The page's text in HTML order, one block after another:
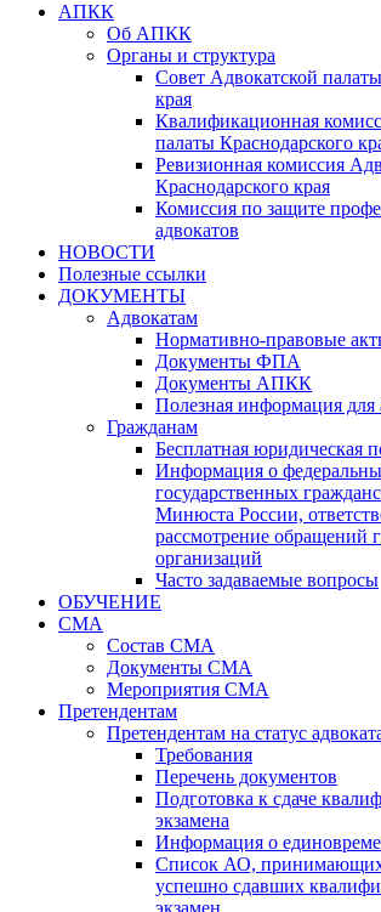
АПКК
Об АПКК
Органы и структура
Совет Адвокатской
края
Квалификационная
палаты Краснодарского
Ревизионная комиссия
Краснодарского края
Комиссия по защите
адвокатов
НОВОСТИ
Полезные ссылки
ДОКУМЕНТЫ
Адвокатам
Нормативно-правовые
Документы ФПА
Документы АПКК
Полезная информация для
Гражданам
Бесплатная юридическая
Информация о
государственных
Минюста России,
рассмотрение обращений
организаций
Часто задаваемые вопросы
ОБУЧЕНИЕ
СМА
Состав СМА
Документы СМА
Мероприятия СМА
Претендентам
Претендентам на статус
Требования
Перечень документов
Подготовка к сдаче
экзамена
Информация о
Список АО, принимающих
успешно сдавших